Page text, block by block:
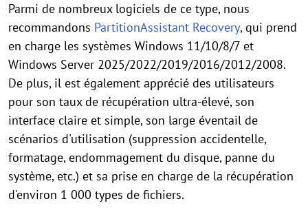
Parmi de nombreux logiciels de ce type, nous
recommandons PartitionAssistant Recovery, qui prend
en charge les systèmes Windows 11/10/8/7 et
Windows Server 2025/2022/2019/2016/2012/2008.
De plus, il est également apprécié des utilisateurs
pour son taux de récupération ultra-élevé, son
interface claire et simple, son large éventail de
scénarios d'utilisation (suppression accidentelle,
formatage, endommagement du disque, panne du
système, etc.) et sa prise en charge de la récupération
d'environ 1 000 types de fichiers.